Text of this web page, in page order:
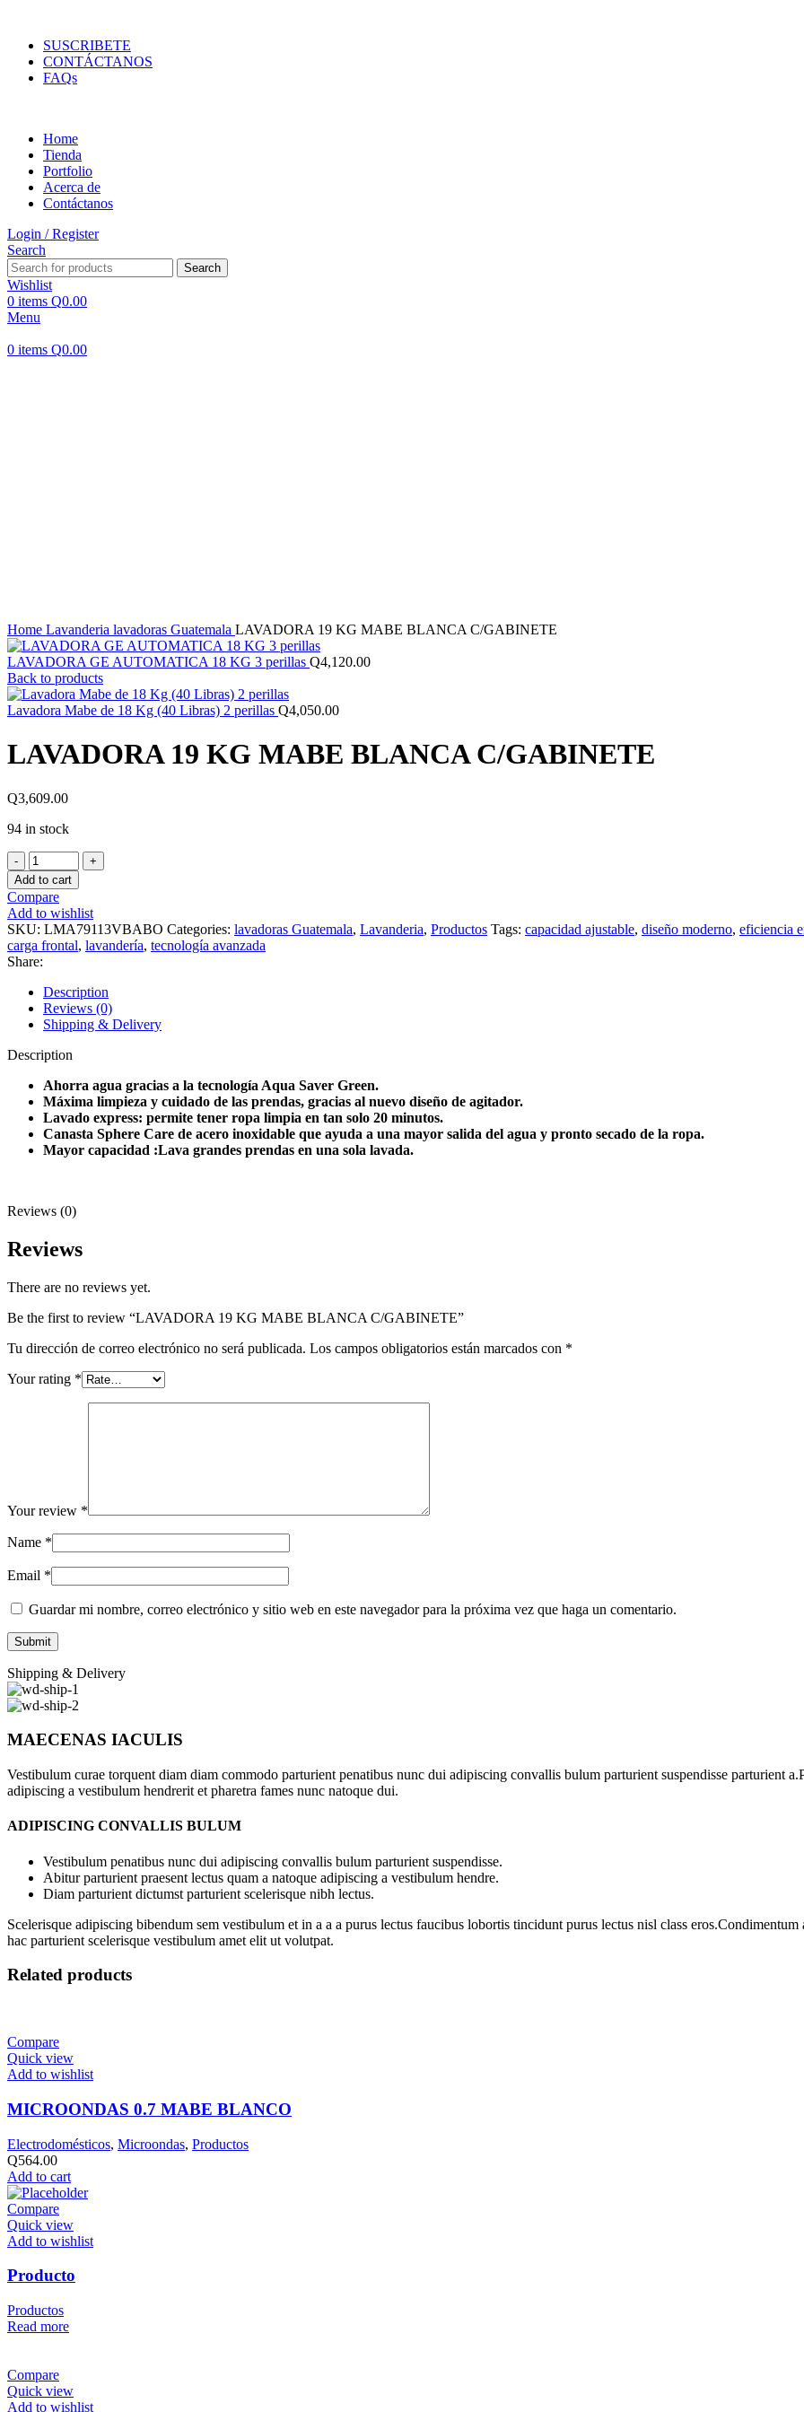
SUSCRIBETE
CONTÁCTANOS
FAQs
Home
Tienda
Portfolio
Acerca de
Contáctanos
Login / Register
Search
Search
Wishlist
0 items Q0.00
Menu
0 items Q0.00
Home Lavanderia lavadoras Guatemala LAVADORA 19 KG MABE BLANCA C/GABINETE
LAVADORA GE AUTOMATICA 18 KG 3 perillas Q4,120.00
Back to products
Lavadora Mabe de 18 Kg (40 Libras) 2 perillas Q4,050.00
LAVADORA 19 KG MABE BLANCA C/GABINETE
Q3,609.00
94 in stock
LAVADORA
19
KG
MABE
BLANCA
C/GABINETE
quantity
Add to cart
Compare
Add to wishlist
SKU: LMA79113VBABO Categories: lavadoras Guatemala, Lavanderia, Productos Tags: capacidad ajustable, diseño moderno, eficiencia
carga frontal, lavandería, tecnología avanzada
Share:
Description
Reviews (0)
Shipping & Delivery
Description
Ahorra agua gracias a la tecnología Aqua Saver Green.
Máxima limpieza y cuidado de las prendas, gracias al nuevo diseño de agitador.
Lavado express: permite tener ropa limpia en tan solo 20 minutos.
Canasta Sphere Care de acero inoxidable que ayuda a una mayor salida del agua y pronto secado de la ropa.
Mayor capacidad :Lava grandes prendas en una sola lavada.
Reviews (0)
Reviews
There are no reviews yet.
Be the first to review “LAVADORA 19 KG MABE BLANCA C/GABINETE”
Tu dirección de correo electrónico no será publicada. Los campos obligatorios están marcados con *
Your rating *
Your review *
Name *
Email *
Guardar mi nombre, correo electrónico y sitio web en este navegador para la próxima vez que haga un comentario.
Shipping & Delivery
MAECENAS IACULIS
Vestibulum curae torquent diam diam commodo parturient penatibus nunc dui adipiscing convallis bulum parturient suspendisse parturient
adipiscing a vestibulum hendrerit et pharetra fames nunc natoque dui.
ADIPISCING CONVALLIS BULUM
Vestibulum penatibus nunc dui adipiscing convallis bulum parturient suspendisse.
Abitur parturient praesent lectus quam a natoque adipiscing a vestibulum hendre.
Diam parturient dictumst parturient scelerisque nibh lectus.
Scelerisque adipiscing bibendum sem vestibulum et in a a a purus lectus faucibus lobortis tincidunt purus lectus nisl class
hac parturient scelerisque vestibulum amet elit ut volutpat.
Related products
Compare
Quick view
Add to wishlist
MICROONDAS 0.7 MABE BLANCO
Electrodomésticos, Microondas, Productos
Q564.00
Add to cart
Compare
Quick view
Add to wishlist
Producto
Productos
Read more
Compare
Quick view
Add to wishlist